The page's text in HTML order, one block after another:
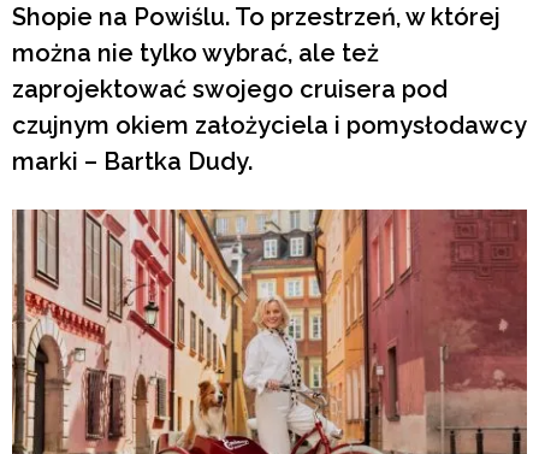
Shopie na Powiślu. To przestrzeń, w której
można nie tylko wybrać, ale też
zaprojektować swojego cruisera pod
czujnym okiem założyciela i pomysłodawcy
marki – Bartka Dudy.